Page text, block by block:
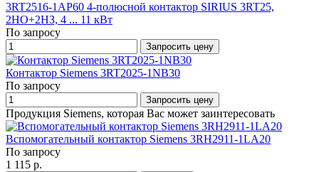
3RT2516-1AP60 4-полюсной контактор SIRIUS 3RT25,
2НО+2НЗ, 4 ... 11 кВт
По запросу
Запросить цену
Контактор Siemens 3RT2025-1NB30
По запросу
Запросить цену
Продукция Siemens, которая Вас может заинтересовать
Вспомогательный контактор Siemens 3RH2911-1LA20
По запросу
1 115 р.